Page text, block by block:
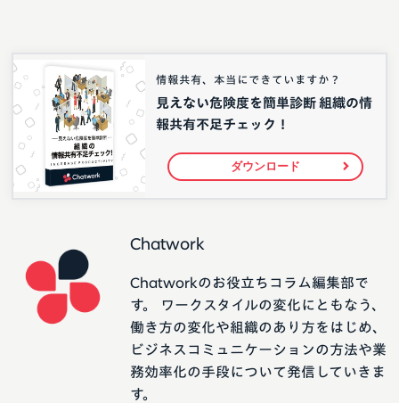
情報共有、本当にできていますか？
見えない危険度を簡単診断 組織の情
報共有不足チェック！
ダウンロード
Chatwork
Chatworkのお役立ちコラム編集部で
す。 ワークスタイルの変化にともなう、
働き方の変化や組織のあり方をはじめ、
ビジネスコミュニケーションの方法や業
務効率化の手段について発信していきま
す。